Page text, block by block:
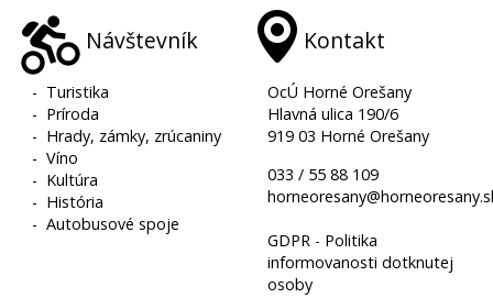
Návštevník
- Turistika
- Príroda
- Hrady, zámky, zrúcaniny
-Víno
- Kultúra
- História
-Autobusové spoje
Kontakt
OcÚ Horné Orešany
Hlavná ulica 190/6
919 03 Horné Orešany
033 / 55 88 109
GDPR - Politika
informovanosti dotknutej
osoby